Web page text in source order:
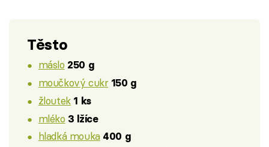
Těsto
máslo 250 g
moučkový cukr 150 g
žloutek 1 ks
mléko 3 lžíce
hladká mouka 400 g